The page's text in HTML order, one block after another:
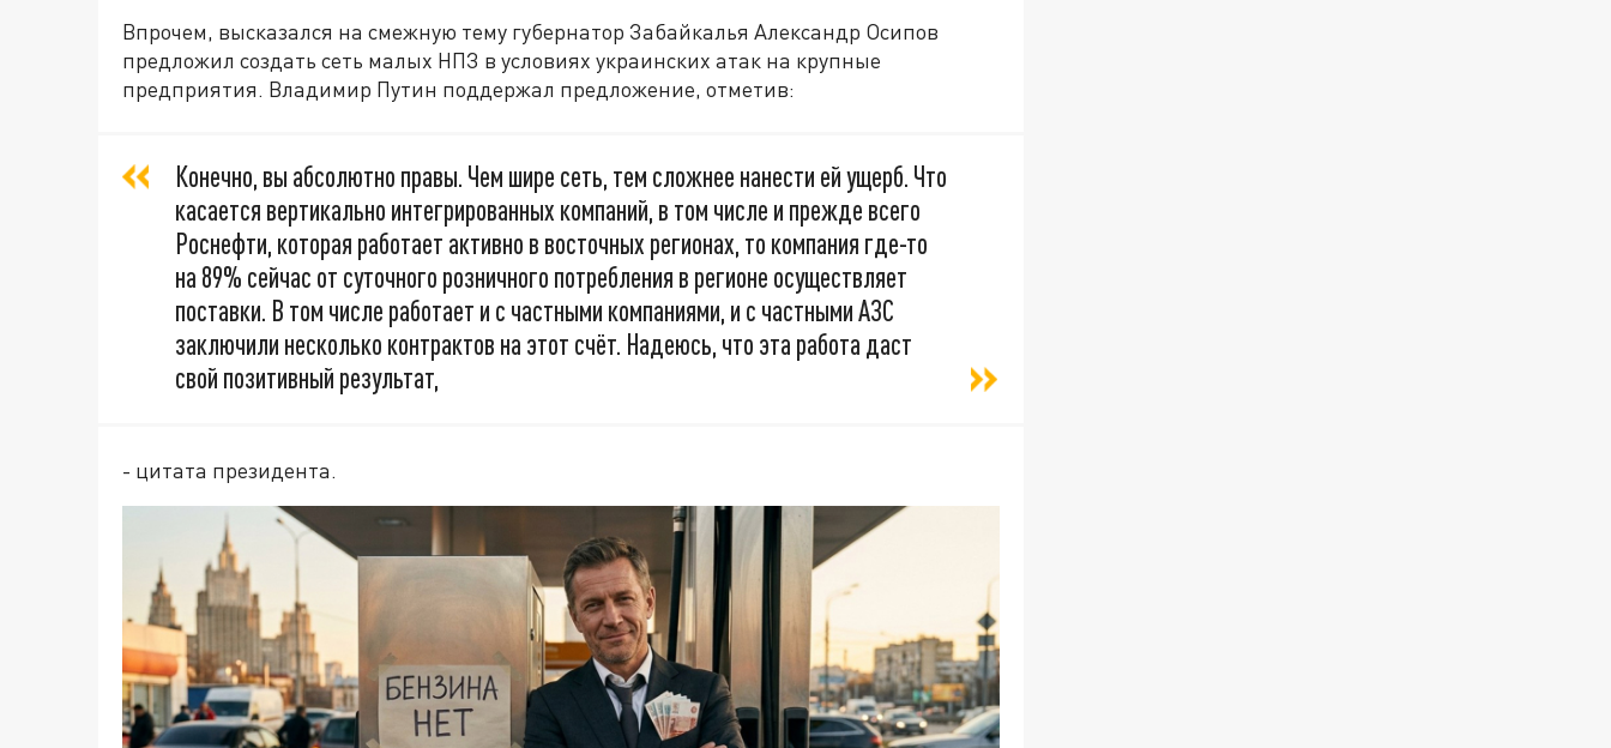
Впрочем, высказался на смежную тему губернатор Забайкалья Александр Осипов
предложил создать сеть малых НПЗ в условиях украинских атак на крупные
предприятия. Владимир Путин поддержал предложение, отметив:
Конечно, вы абсолютно правы. Чем шире сеть, тем сложнее нанести ей ущерб. Что
касается вертикально интегрированных компаний, в том числе и прежде всего
Роснефти, которая работает активно в восточных регионах, то компания где-то
на 89% сейчас от суточного розничного потребления в регионе осуществляет
поставки. В том числе работает и с частными компаниями, и с частными АЗС
заключили несколько контрактов на этот счёт. Надеюсь, что эта работа даст
свой позитивный результат,
- цитата президента.